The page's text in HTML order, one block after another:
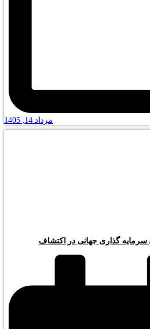
مرداد 14, 1405
سرمایه گذاری جهانی در اکتشاف